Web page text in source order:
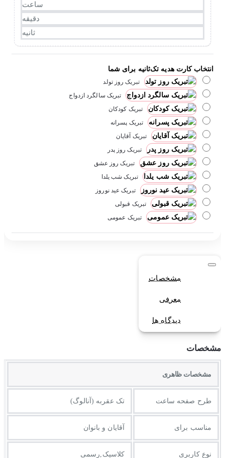
ساعت
دقیقه
ثانیه
انتخاب کارت هدیه تک‌ثانیه برای شما
تبریک روز تولد
تبریک سالگرد ازدواج
تبریک کودکان
تبریک پسرانه
تبریک آقایان
تبریک روز پدر
تبریک روز عشق
تبریک شب یلدا
تبریک عید نوروز
تبریک قبولی
تبریک عمومی
مشخصات
معرفی
دیدگاه ها
مشخصات
مشخصات ظاهری
طرح صفحه ساعت تک عقربه (آنالوگ)
مناسب برای آقایان و بانوان
نوع کاربری کلاسیک,رسمی